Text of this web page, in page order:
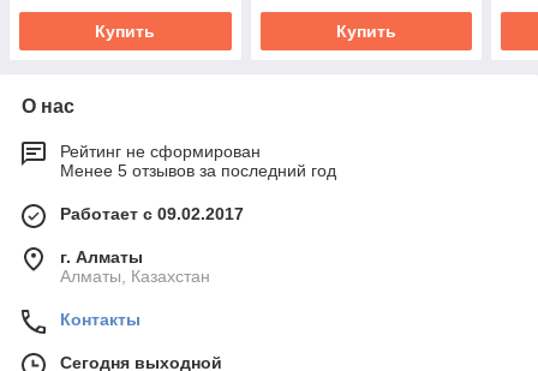
Купить Купить
О нас
Рейтинг не сформирован
Менее 5 отзывов за последний год
Работает с 09.02.2017
г. Алматы
Алматы, Казахстан
Контакты
Сегодня выходной